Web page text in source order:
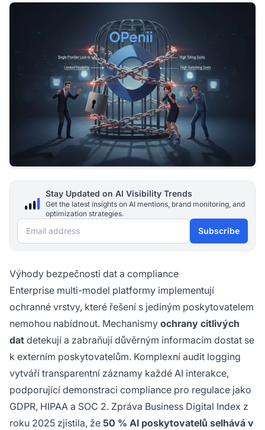
Stay Updated on AI Visibility Trends
Get the latest insights on AI mentions, brand monitoring, and
optimization strategies.
Email address Subscribe
Výhody bezpečnosti dat a compliance
Enterprise multi-model platformy implementují
ochranné vrstvy, které řešení s jediným poskytovatelem
nemohou nabídnout. Mechanismy ochrany citlivých
dat detekují a zabraňují důvěrným informacím dostat se
k externím poskytovatelům. Komplexní audit logging
vytváří transparentní záznamy každé AI interakce,
podporující demonstraci compliance pro regulace jako
GDPR, HIPAA a SOC 2. Zpráva Business Digital Index z
roku 2025 zjistila, že 50 % AI poskytovatelů selhává v